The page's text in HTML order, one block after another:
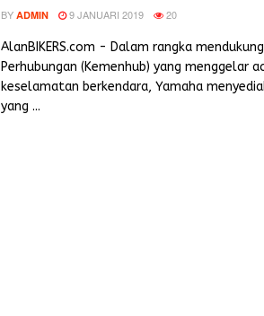
BY ADMIN 9 JANUARI 2019 20
AlanBIKERS.com - Dalam rangka
Perhubungan (Kemenhub) yang menggelar
keselamatan berkendara, Yamaha
yang ...